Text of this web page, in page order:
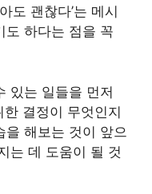
도 괜찮다’는 메시
도 하다는 점을 꼭
있는 일들을 먼저
결정이 무엇인지
을 해보는 것이 앞으
는 데 도움이 될 것